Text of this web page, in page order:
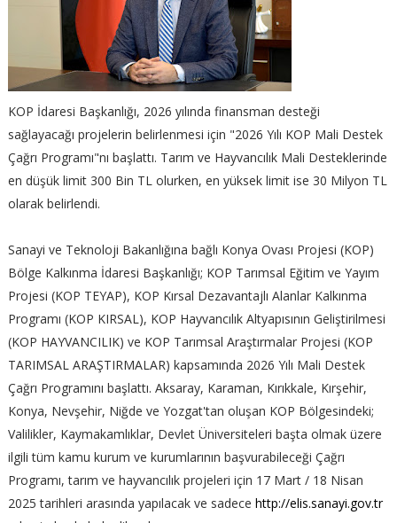
KOP İdaresi Başkanlığı, 2026 yılında finansman desteği
sağlayacağı projelerin belirlenmesi için "2026 Yılı KOP Mali Destek
Çağrı Programı"nı başlattı. Tarım ve Hayvancılık Mali Desteklerinde
en düşük limit 300 Bin TL olurken, en yüksek limit ise 30 Milyon TL
olarak belirlendi.
Sanayi ve Teknoloji Bakanlığına bağlı Konya Ovası Projesi (KOP)
Bölge Kalkınma İdaresi Başkanlığı; KOP Tarımsal Eğitim ve Yayım
Projesi (KOP TEYAP), KOP Kırsal Dezavantajlı Alanlar Kalkınma
Programı (KOP KIRSAL), KOP Hayvancılık Altyapısının Geliştirilmesi
(KOP HAYVANCILIK) ve KOP Tarımsal Araştırmalar Projesi (KOP
TARIMSAL ARAŞTIRMALAR) kapsamında 2026 Yılı Mali Destek
Çağrı Programını başlattı. Aksaray, Karaman, Kırıkkale, Kırşehir,
Konya, Nevşehir, Niğde ve Yozgat'tan oluşan KOP Bölgesindeki;
Valilikler, Kaymakamlıklar, Devlet Üniversiteleri başta olmak üzere
ilgili tüm kamu kurum ve kurumlarının başvurabileceği Çağrı
Programı, tarım ve hayvancılık projeleri için 17 Mart / 18 Nisan
2025 tarihleri arasında yapılacak ve sadece http://elis.sanayi.gov.tr